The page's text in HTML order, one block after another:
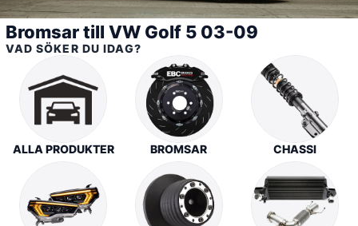
Bromsar till VW Golf 5 03-09
VAD SÖKER DU IDAG?
ALLA PRODUKTER BROMSAR CHASSI